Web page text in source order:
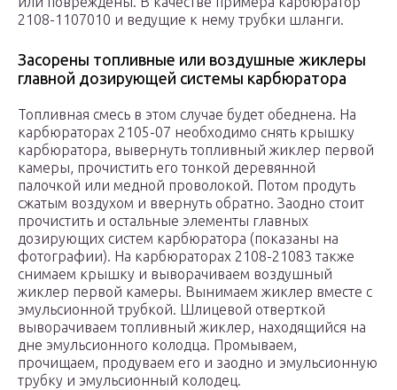
2108-1107010 и ведущие к нему трубки шланги.
Засорены топливные или воздушные жиклеры
главной дозирующей системы карбюратора
Топливная смесь в этом случае будет обеднена. На
карбюраторах 2105-07 необходимо снять крышку
карбюратора, вывернуть топливный жиклер первой
камеры, прочистить его тонкой деревянной
палочкой или медной проволокой. Потом продуть
сжатым воздухом и ввернуть обратно. Заодно стоит
прочистить и остальные элементы главных
дозирующих систем карбюратора (показаны на
фотографии). На карбюраторах 2108-21083 также
снимаем крышку и выворачиваем воздушный
жиклер первой камеры. Вынимаем жиклер вместе с
эмульсионной трубкой. Шлицевой отверткой
выворачиваем топливный жиклер, находящийся на
дне эмульсионного колодца. Промываем,
прочищаем, продуваем его и заодно и эмульсионную
трубку и эмульсионный колодец.